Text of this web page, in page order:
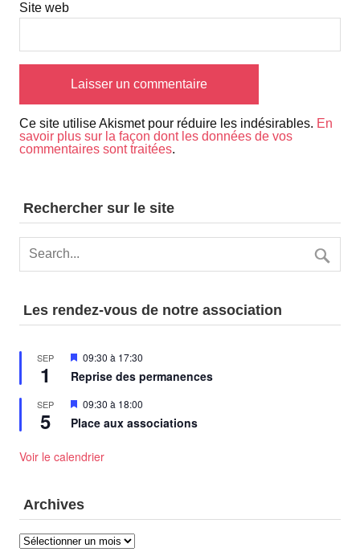
Site web
Ce site utilise Akismet pour réduire les indésirables. En
savoir plus sur la façon dont les données de vos
commentaires sont traitées.
Rechercher sur le site
Les rendez-vous de notre association
SEP
1
Mis
avant
09:30 à 17:30
Reprise des permanences
SEP
5
Mis
avant
09:30 à 18:00
Place aux associations
Voir le calendrier
Archives
Archives